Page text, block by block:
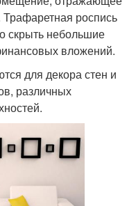
роспись
скрыть небольшие
вложений.
для декора стен и
различных